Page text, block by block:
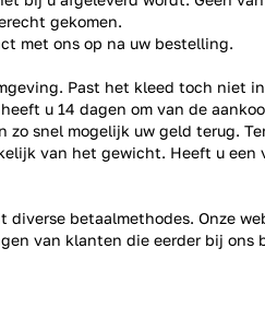
gekomen.
met ons op na uw bestelling.
Past het kleed toch niet
u 14 dagen om van de
snel mogelijk uw geld terug.
van het gewicht. Heeft u een
betaalmethodes. Onze
van klanten die eerder bij ons